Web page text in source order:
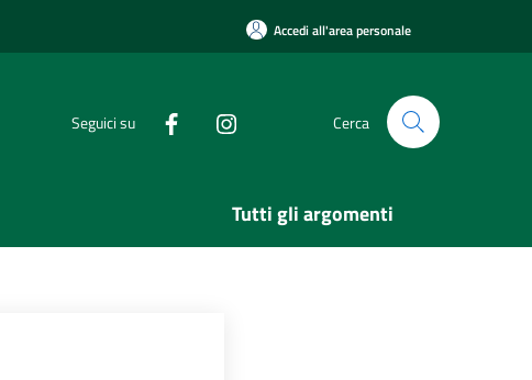
Accedi all'area personale
Seguici su Cerca
Tutti gli argomenti